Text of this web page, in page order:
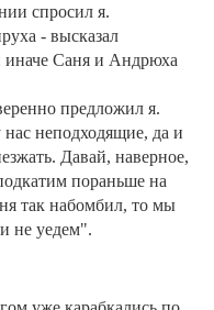
спросил я.
- высказал
иначе Саня и Андрюха
предложил я.
неподходящие, да и
Давай, наверное,
пораньше на
так набомбил, то мы
не уедем".